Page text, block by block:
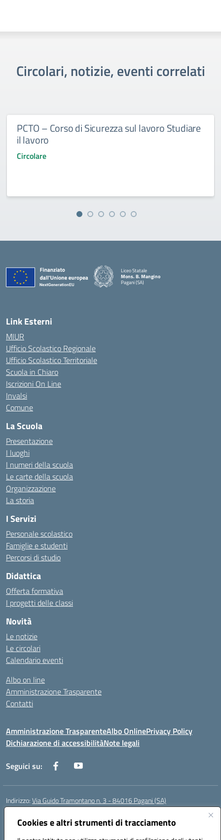
Cookies e altri strumenti di tracciamento
Circolari, notizie, eventi correlati
PCTO – Corso di Sicurezza sul lavoro Studiare
il lavoro
Circolare
Liceo Statale
Mons. B. Mangino
Pagani (SA)
— Visita la pagina iniziale della scuola
Link Esterni
MIUR
Ufficio Scolastico Regionale
Ufficio Scolastico Territoriale
Scuola in Chiaro
Iscrizioni On Line
Invalsi
Comune
La Scuola
Presentazione
I luoghi
I numeri della scuola
Le carte della scuola
Organizzazione
La storia
I Servizi
Personale scolastico
Famiglie e studenti
Percorsi di studio
Didattica
Offerta formativa
I progetti delle classi
Novità
Le notizie
Le circolari
Calendario eventi
Albo on line
Amministrazione Trasparente
Contatti
Amministrazione TrasparenteAlbo OnlinePrivacy Policy
Dichiarazione di accessibilitàNote legali
Seguici su:
Indirizzo:Via Guido Tramontano n. 3 - 84016 Pagani (SA)
Centralino:
Posta elettronica certificata (PEC):saps08000t@pec.istruzione.it